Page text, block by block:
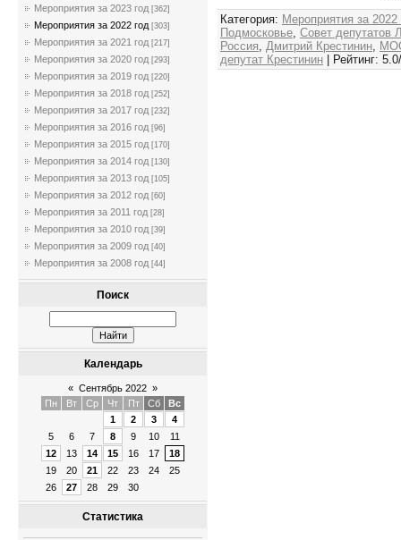
Мероприятия за 2023 год [362]
Мероприятия за 2022 год [303]
Мероприятия за 2021 год [217]
Мероприятия за 2020 год [293]
Мероприятия за 2019 год [220]
Мероприятия за 2018 год [252]
Мероприятия за 2017 год [232]
Мероприятия за 2016 год [96]
Мероприятия за 2015 год [170]
Мероприятия за 2014 год [130]
Мероприятия за 2013 год [105]
Мероприятия за 2012 год [60]
Мероприятия за 2011 год [28]
Мероприятия за 2010 год [39]
Мероприятия за 2009 год [40]
Мероприятия за 2008 год [44]
Поиск
Календарь
« Сентябрь 2022 »
Пн
Вт Ср Чт Пт Сб
Вс
1
2 3
4
5
6 7 8 9 10
11
12
13 14 15 16 17
18
19
20 21 22 23 24
25
26
27 28 29 30
Статистика
Категория: Мероприятия за 2022
Подмосковье Совет депутатов
Россия
Дмитрий Крестинин
депутат Крестинин | Рейтинг: 5.0/